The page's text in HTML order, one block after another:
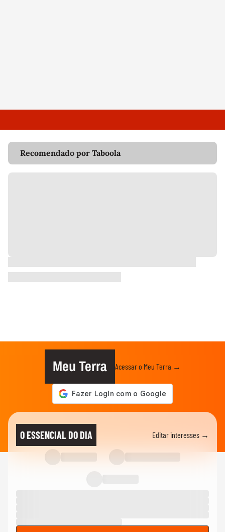
Recomendado por Taboola
Meu Terra Acessar o Meu Terra →
O ESSENCIAL DO DIA Editar interesses →